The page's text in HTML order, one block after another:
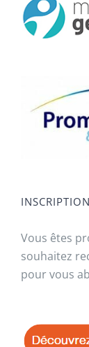
Vous êtes
souhaitez
pour vous